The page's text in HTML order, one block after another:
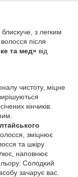
з легким
після
та мед» від
чистоту, міцне
кінчиків.
зміцнює
та шкіру
наповнює
Солодкий
зачарує вас.